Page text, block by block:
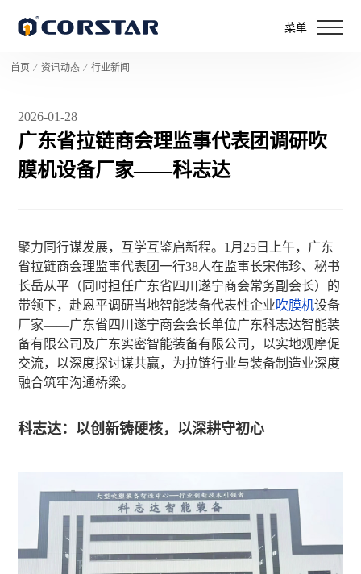
菜单
首页 ⁄资讯动态 ⁄行业新闻
2026-01-28
广东省拉链商会理监事代表团调研吹
膜机设备厂家——科志达
聚力同行谋发展，互学互鉴启新程。1月25日上午，广东
省拉链商会理监事代表团一行38人在监事长宋伟珍、秘书
长岳从平（同时担任广东省四川遂宁商会常务副会长）的
带领下，赴恩平调研当地智能装备代表性企业吹膜机设备
厂家——广东省四川遂宁商会会长单位广东科志达智能装
备有限公司及广东实密智能装备有限公司，以实地观摩促
交流，以深度探讨谋共赢，为拉链行业与装备制造业深度
融合筑牢沟通桥梁。
科志达：以创新铸硬核，以深耕守初心